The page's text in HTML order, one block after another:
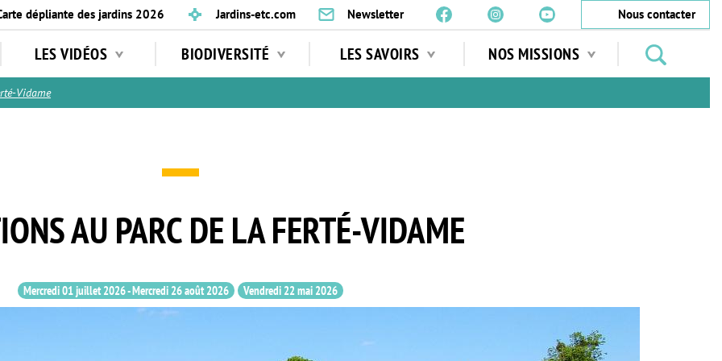
dépliante des jardins 2026 Jardins-etc.com Newsletter
Nous contacter
LES VIDÉOS BIODIVERSITÉ LES SAVOIRS NOS MISSIONS
jardins
Vidame
AU PARC DE LA FERTÉ-VIDAME
Mercredi 01 juillet 2026-Mercredi 26 août 2026 Vendredi 22 mai 2026